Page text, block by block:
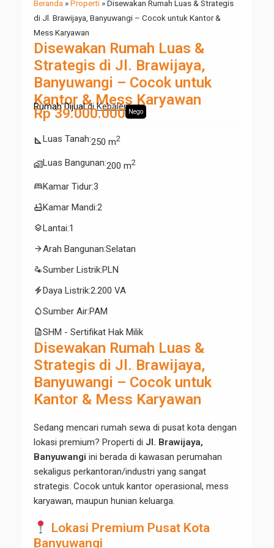
Beranda »Properti »Disewakan Rumah Luas & Strategis
di Jl. Brawijaya, Banyuwangi – Cocok untuk Kantor &
Mess Karyawan
Disewakan Rumah Luas &
Strategis di Jl. Brawijaya,
Banyuwangi – Cocok untuk
Kantor & Mess Karyawan
Rumah Dijual diKebalenan
Rp 39.000.000 Nego
square_footLuas Tanah:250 m2
maps_home_workLuas Bangunan:200 m2
bedKamar Tidur:3
bathtubKamar Mandi:2
layersLantai:1
arrow_forwardArah Bangunan:Selatan
electrical_servicesSumber Listrik:PLN
electric_boltDaya Listrik:2.200 VA
water_dropSumber Air:PAM
descriptionSHM - Sertifikat Hak Milik
Disewakan Rumah Luas &
Strategis di Jl. Brawijaya,
Banyuwangi – Cocok untuk
Kantor & Mess Karyawan
Sedang mencari rumah sewa di pusat kota dengan
lokasi premium? Properti di Jl. Brawijaya,
Banyuwangi ini berada di kawasan perumahan
sekaligus perkantoran/industri yang sangat
strategis. Cocok untuk kantor operasional, mess
karyawan, maupun hunian keluarga.
Lokasi Premium Pusat Kota
Banyuwangi